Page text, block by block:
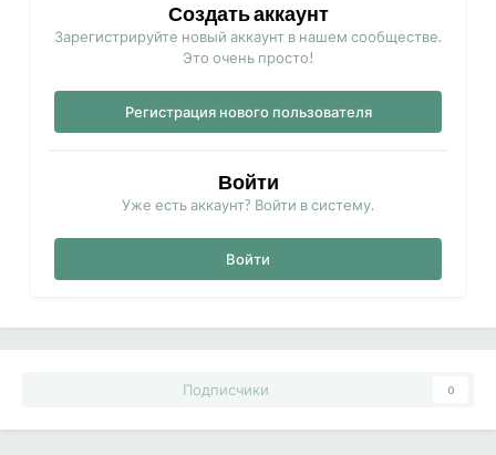
Создать аккаунт
Зарегистрируйте новый аккаунт в нашем сообществе.
Это очень просто!
Регистрация нового пользователя
Войти
Уже есть аккаунт? Войти в систему.
Войти
Подписчики 0